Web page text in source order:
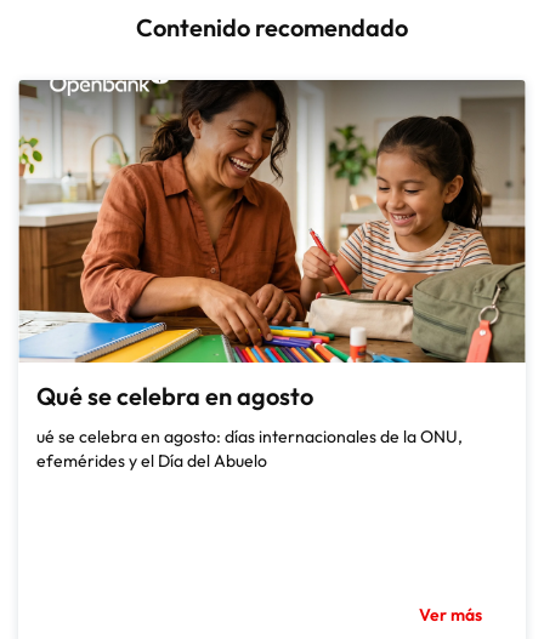
Contenido recomendado
Qué se celebra en agosto
ué se celebra en agosto: días internacionales de la ONU,
efemérides y el Día del Abuelo
Ver más